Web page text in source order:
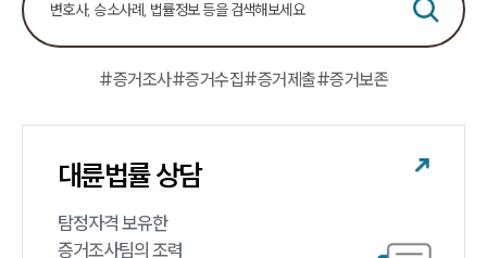
#증거조사#증거수집#증거제출#증거보존
대륜법률 상담
탐정자격 보유한
증거조사팀의 조력